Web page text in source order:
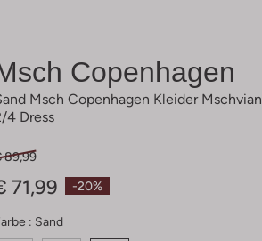
Copenhagen
Msch Copenhagen Kleider
4 Dress
-20%
89,99
71,99
: Sand